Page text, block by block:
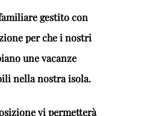
gestito con
per che i nostri
une vacanze
nella nostra isola.
vi permetterà